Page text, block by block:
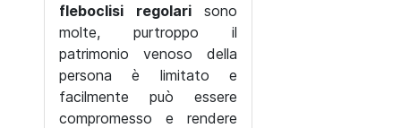
fleboclisi regolarisono
molte, purtroppo il
patrimonio venoso della
persona è limitato e
facilmente può essere
compromesso e rendere